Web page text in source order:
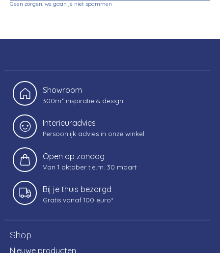
Geen zorgen, we gaan je niet spammen
Showroom
300m² inspiratie & design
Interieuradvies
Persoonlijk advies in onze winkel
Open op zondag
Van 1 oktober t.e.m. 30 maart
Bij je thuis bezorgd
Gratis vanaf 100 euro*
Shop
Nieuwe producten